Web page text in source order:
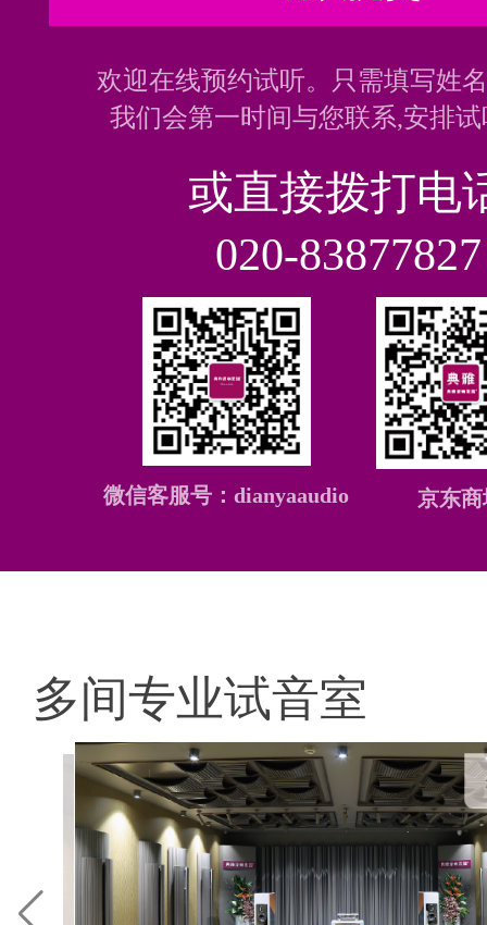
欢迎在线预约试听。只需填写姓
我们会第一时间与您联系,安排
或直接拨打电
020-83877827
微信客服号：dianyaaudio 京东商
多间专业试音室